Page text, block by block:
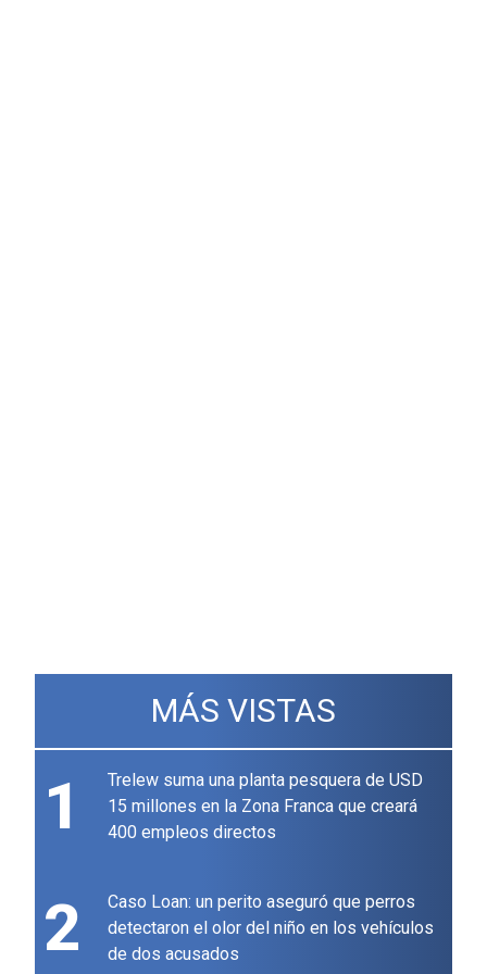
MÁS VISTAS
1
Trelew suma una planta pesquera de USD
15 millones en la Zona Franca que creará
400 empleos directos
2
Caso Loan: un perito aseguró que perros
detectaron el olor del niño en los vehículos
de dos acusados